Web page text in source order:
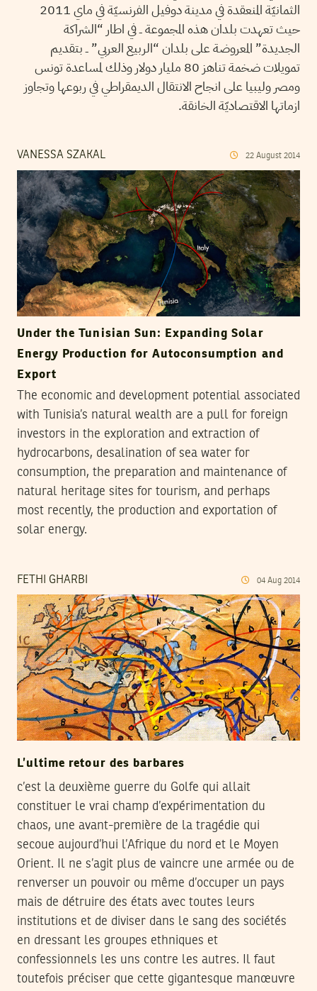
الثمانيّة المنعقدة في مدينة دوفيل الفرنسيّة في ماي 2011
حيث تعهدت بلدان هذه المجموعة ــ في اطار “الشراكة
الجديدة” المعروضة على بلدان “الربيع العربي” ــ بتقديم
تمويلات ضخمة تناهز 80 مليار دولار وذلك لمساعدة تونس
ومصر وليبيا على انجاح الانتقال الديمقراطي في ربوعها وتجاوز
ازماتها الاقتصاديّة الخانقة.
VANESSA SZAKAL 22 August 2014
Under the Tunisian Sun: Expanding Solar
Energy Production for Autoconsumption and
Export
The economic and development potential associated
with Tunisia’s natural wealth are a pull for foreign
investors in the exploration and extraction of
hydrocarbons, desalination of sea water for
consumption, the preparation and maintenance of
natural heritage sites for tourism, and perhaps
most recently, the production and exportation of
solar energy.
FETHI GHARBI 04 Aug 2014
L’ultime retour des barbares
c’est la deuxième guerre du Golfe qui allait
constituer le vrai champ d’expérimentation du
chaos, une avant-première de la tragédie qui
secoue aujourd’hui l’Afrique du nord et le Moyen
Orient. Il ne s’agit plus de vaincre une armée ou de
renverser un pouvoir ou même d’occuper un pays
mais de détruire des états avec toutes leurs
institutions et de diviser dans le sang des sociétés
en dressant les groupes ethniques et
confessionnels les uns contre les autres. Il faut
toutefois préciser que cette gigantesque manœuvre